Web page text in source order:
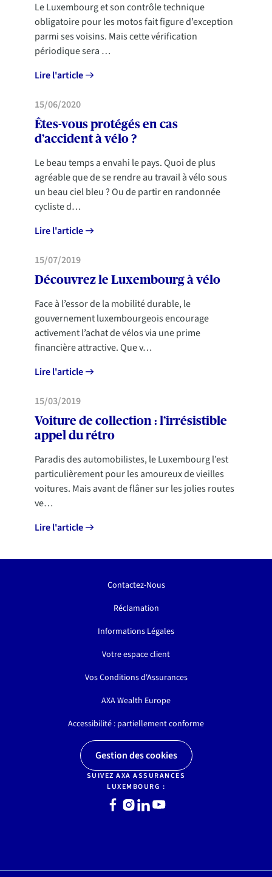
Le Luxembourg et son contrôle technique
obligatoire pour les motos fait figure d’exception
parmi ses voisins. Mais cette vérification
périodique sera …
Lire l'article
MOBILITÉ
15/06/2020
Êtes-vous protégés en cas
d’accident à vélo ?
Le beau temps a envahi le pays. Quoi de plus
agréable que de se rendre au travail à vélo sous
un beau ciel bleu ? Ou de partir en randonnée
cycliste d…
Lire l'article
MOBILITÉ
15/07/2019
Découvrez le Luxembourg à vélo
Face à l’essor de la mobilité durable, le
gouvernement luxembourgeois encourage
activement l’achat de vélos via une prime
financière attractive. Que v…
Lire l'article
MOBILITÉ
15/03/2019
Voiture de collection : l’irrésistible
appel du rétro
Paradis des automobilistes, le Luxembourg l’est
particulièrement pour les amoureux de vieilles
voitures. Mais avant de flâner sur les jolies routes
ve…
Lire l'article
Contactez-Nous
Réclamation
Informations Légales
Votre espace client
Vos Conditions d'Assurances
AXA Wealth Europe
Accessibilité : partiellement conforme
Gestion des cookies
SUIVEZ AXA ASSURANCES
LUXEMBOURG :
Facebook
Instagram
LinkedInYoutube